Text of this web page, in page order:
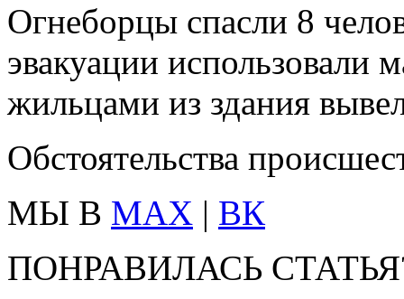
Огнеборцы спасли 8
эвакуации использовали
жильцами из здания
Обстоятельства
МЫ В MAX | ВК
ПОНРАВИЛАСЬ